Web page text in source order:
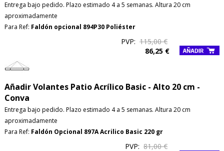
PRODUCTO AÑADIDO AL CARRITO
Entrega bajo pedido. Plazo estimado 4 a 5 semanas. Altura 20 cm
aproximadamente
Para Ref: Faldón opcional 894P30 Poliéster
PVP: 115,00 €
86,25 €
Añadir Volantes Patio Acrílico Basic - Alto 20 cm -
Conva
Entrega bajo pedido. Plazo estimado 4 a 5 semanas. Altura 20 cm
aproximadamente
Para Ref: Faldón Opcional 897A Acrilico Basic 220 gr
PVP: 81,00 €